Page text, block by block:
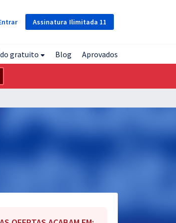
Assinatura Ilimitada 11
gratuito Blog Aprovados